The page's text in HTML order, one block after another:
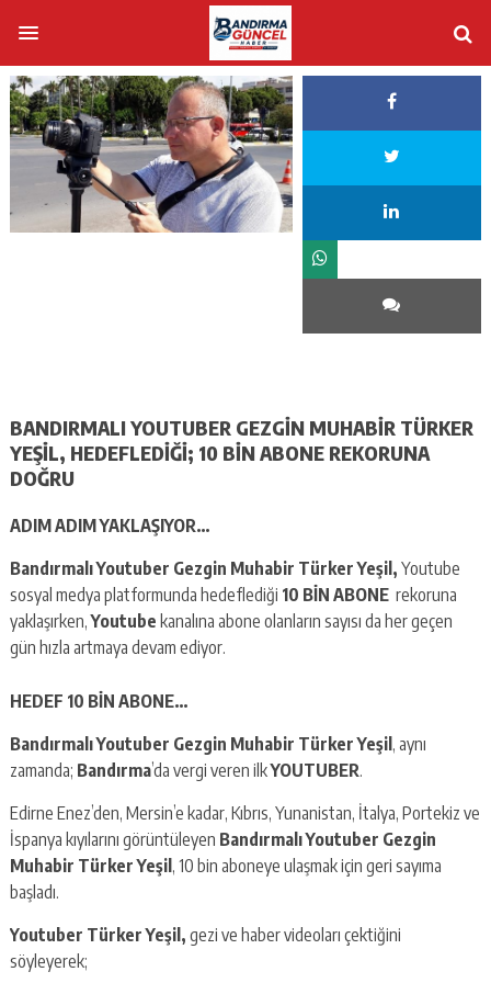
BANDIRMALI YOUTUBER GEZGİN MUHABİR TÜRKER
YEŞİL, HEDEFLEDİĞİ; 10 BİN ABONE REKORUNA
DOĞRU
ADIM ADIM YAKLAŞIYOR…
Bandırmalı Youtuber Gezgin Muhabir Türker Yeşil, Youtube
sosyal medya platformunda hedeflediği 10 BİN ABONErekoruna
yaklaşırken,Youtube kanalına abone olanların sayısı da her geçen
gün hızla artmaya devam ediyor.
HEDEF 10 BİN ABONE…
Bandırmalı Youtuber Gezgin Muhabir Türker Yeşil, aynı
zamanda; Bandırma’da vergi veren ilkYOUTUBER.
Edirne Enez’den, Mersin’e kadar, Kıbrıs, Yunanistan, İtalya, Portekiz ve
İspanya kıyılarını görüntüleyen BandırmalıYoutuber Gezgin
Muhabir Türker Yeşil, 10 bin aboneye ulaşmak için geri sayıma
başladı.
Youtuber Türker Yeşil, gezi ve haber videoları çektiğini
söyleyerek;